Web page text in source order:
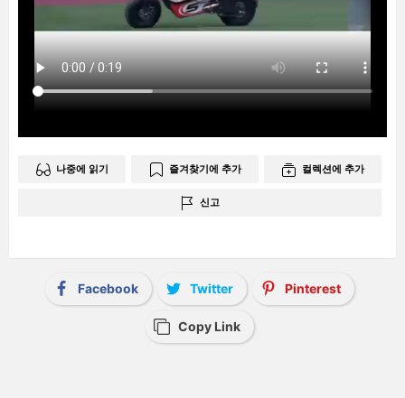
나중에 읽기 즐겨찾기에 추가 컬렉션에 추가
신고
Facebook Twitter Pinterest
Copy Link